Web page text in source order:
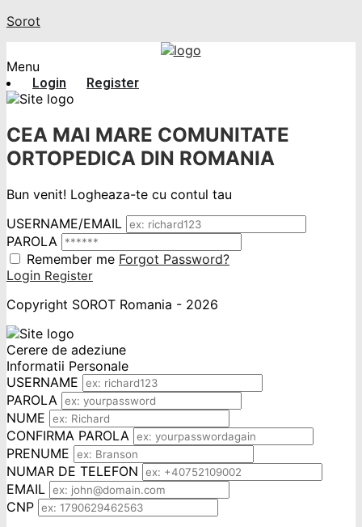
Sorot
Menu
Login Register
CEA MAI MARE COMUNITATE
ORTOPEDICA DIN ROMANIA
Bun venit! Logheaza-te cu contul tau
USERNAME/EMAIL
PAROLA
Remember me Forgot Password?
Login Register
Copyright SOROT Romania - 2026
Cerere de adeziune
Informatii Personale
USERNAME
PAROLA
NUME
CONFIRMA PAROLA
PRENUME
NUMAR DE TELEFON
EMAIL
CNP